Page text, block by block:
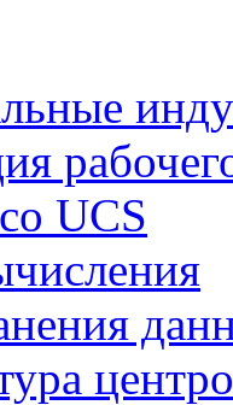
UCS